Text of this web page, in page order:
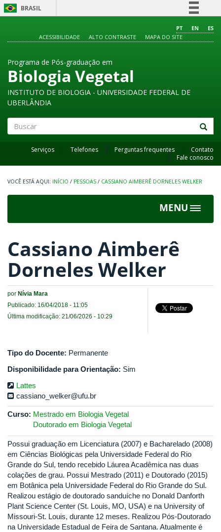
BRASIL
Comunica BR
Acesso à informação
PT EN
ES
ACESSIBILIDADE
ALTO CONTRASTE MAPA DO SITE
Programa de Pós-graduação em
Biologia Vegetal
INSTITUTO DE BIOLOGIA - UNIVERSIDADE FEDERAL DE
UBERLÂNDIA
Serviços Telefones Perguntas frequentes
Contato
Fale conosco
INÍCIO / PESSOAS / CASSIANO AIMBERÊ DORNELES WELKER
MENU
Toggle
Cassiano Aimberê
Dorneles Welker
por Nívia Mara
Publicado: 16/04/2018 - 11:05
Última modificação: 21/06/2026 - 10:29
Tipo do Docente: Permanente
Disponibilidade para Orientação: Sim
Lattes
cassiano_welker@ufu.br
Curso: Mestrado em Biologia Vegetal
Doutorado em Biologia Vegetal
Possui graduação em Licenciatura (2007) e Bacharelado (2008)
em Ciências Biológicas pela Universidade Federal do Rio
Grande do Sul, tendo recebido Láurea Acadêmica nas duas
colações de grau. Possui Mestrado (2011) e Doutorado (2015)
em Botânica pela Universidade Federal do Rio Grande do Sul.
Realizou estágio de doutorado sanduíche no Donald Danforth
Plant Science Center (St. Louis, MO, USA) e na University of
Missouri-St. Louis, durante 12 meses. Realizou Pós-Doutorado
na Universidade Estadual de Feira de Santana. Atualmente é